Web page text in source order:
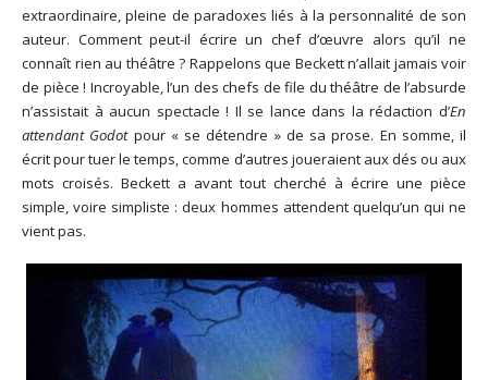
extraordinaire, pleine de paradoxes liés à la personnalité de son
auteur. Comment peut-il écrire un chef d’œuvre alors qu’il ne
connaît rien au théâtre ? Rappelons que Beckett n’allait jamais voir
de pièce ! Incroyable, l’un des chefs de file du théâtre de l’absurde
n’assistait à aucun spectacle ! Il se lance dans la rédaction d’En
attendant Godotpour « se détendre » de sa prose. En somme, il
écrit pour tuer le temps, comme d’autres joueraient aux dés ou aux
mots croisés. Beckett a avant tout cherché à écrire une pièce
simple, voire simpliste : deux hommes attendent quelqu’un qui ne
vient pas.